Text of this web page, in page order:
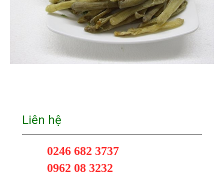
Liên hệ
0246 682 3737
0962 08 3232